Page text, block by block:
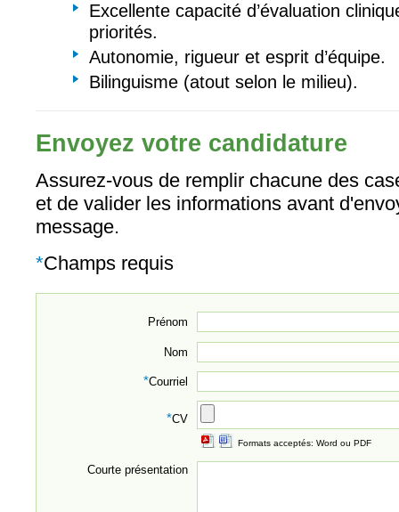
Excellente capacité d’évaluation
priorités.
Autonomie, rigueur et esprit d’équipe.
Bilinguisme (atout selon le milieu).
Envoyez votre candidature
Assurez-vous de remplir chacune des
et de valider les informations avant
message.
*Champs requis
Prénom
Nom
*Courriel
*CV
Formats acceptés: Word ou PDF
Courte présentation